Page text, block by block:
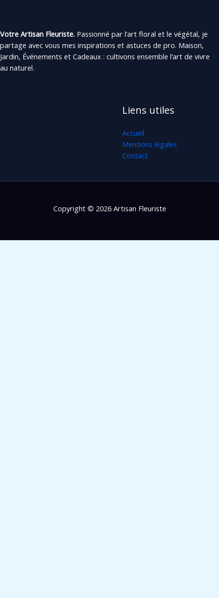
Votre Artisan Fleuriste. Passionné par l’art floral et le végétal, je
partage avec vous mes inspirations et astuces de pro. Maison,
Jardin, Événements et Cadeaux : cultivons ensemble l’art de vivre
au naturel.
Liens utiles
Accueil
Mentions légales
Contact
Copyright © 2026 Artisan Fleuriste